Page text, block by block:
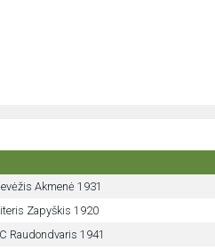
Akmenė 1931
Zapyškis 1920
Raudondvaris 1941